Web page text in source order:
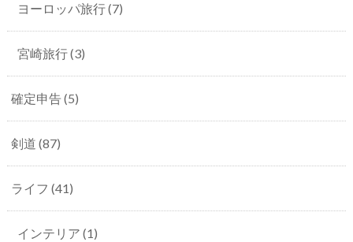
ヨーロッパ旅行(7)
宮崎旅行(3)
確定申告(5)
剣道 (87)
ライフ (41)
インテリア (1)